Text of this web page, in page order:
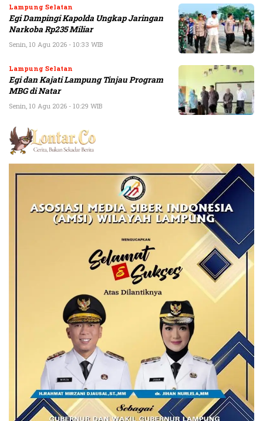
Lampung Selatan
Egi Dampingi Kapolda Ungkap Jaringan
Narkoba Rp235 Miliar
Senin, 10 Agu 2026 - 10:33 WIB
Lampung Selatan
Egi dan Kajati Lampung Tinjau Program
MBG di Natar
Senin, 10 Agu 2026 - 10:29 WIB